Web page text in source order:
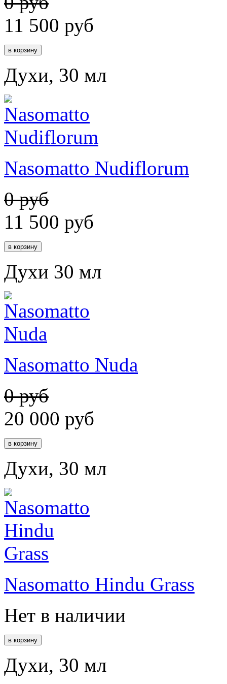
11 500 руб
Духи, 30 мл
Nasomatto Nudiflorum
0 руб
11 500 руб
Духи 30 мл
Nasomatto Nuda
0 руб
20 000 руб
Духи, 30 мл
Nasomatto Hindu Grass
Нет в наличии
Духи, 30 мл